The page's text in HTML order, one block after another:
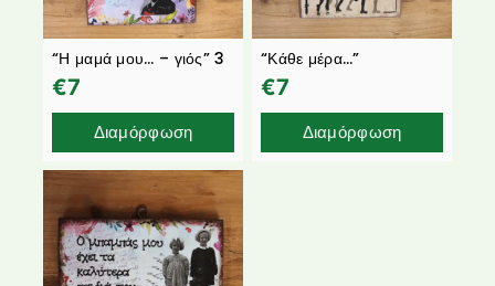
“Η μαμά μου… – γιός” 3
€7
Διαμόρφωση
“Κάθε μέρα…”
€7
Διαμόρφωση